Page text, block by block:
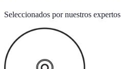
Seleccionados por nuestros expertos